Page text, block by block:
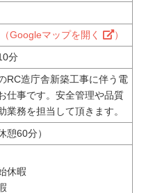
（Googleマップを開く
）
分
RC造庁舎新築工事に伴う電
仕事です。安全管理や品質
業務を担当して頂きます。
憩60分）
休暇